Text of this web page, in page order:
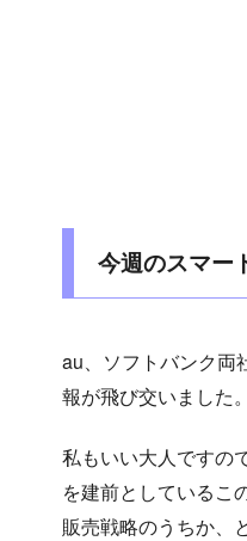
今週のスマー
au、ソフトバンク両
報が飛び交いました。
私もいい大人ですの
を建前としているこ
販売戦略のうちか、